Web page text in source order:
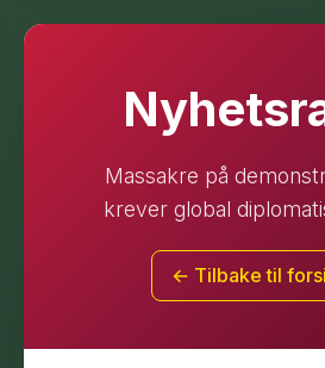
Massakre på
krever global
← Tilbake til